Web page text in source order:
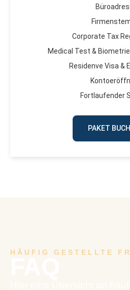
Corporate Tax
Medical Test &
Residenve Visa &
Fortlaufender
PAKET
HÄUFIG GESTELLTE